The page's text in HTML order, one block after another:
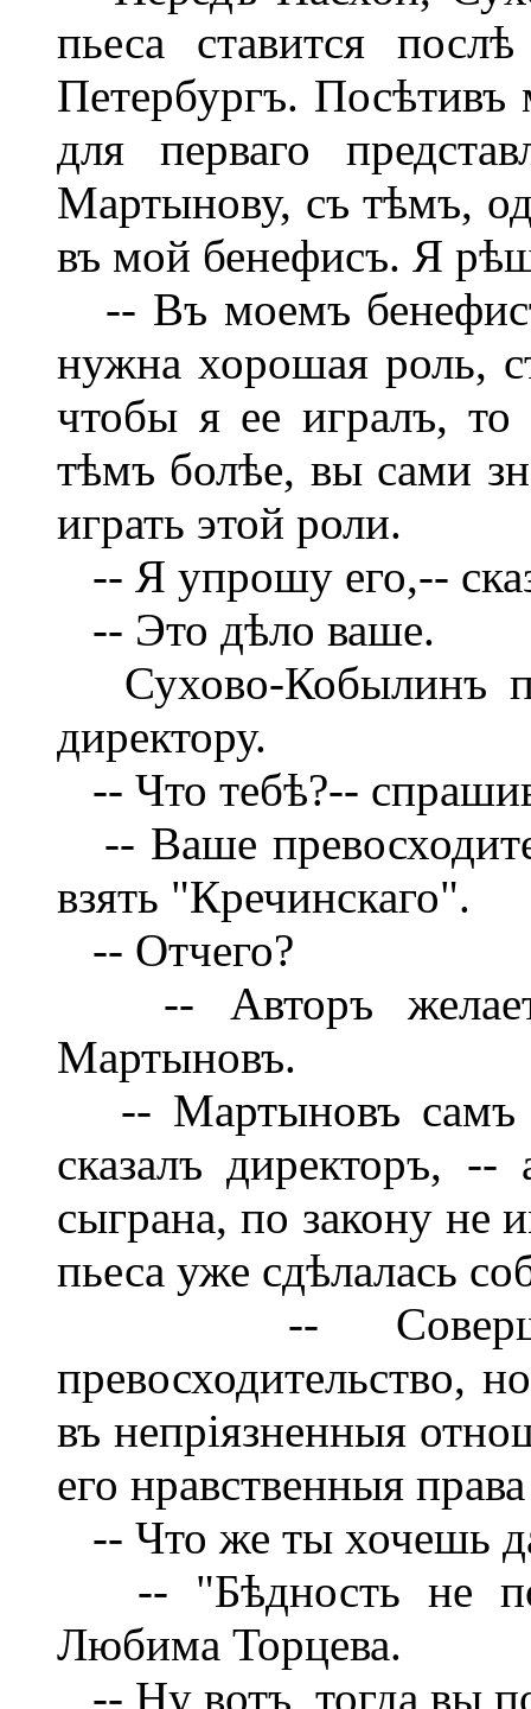
пьеса ставится
Петербургъ. Посѣтивъ
для перваго
Мартынову, съ тѣмъ,
въ мой бенефисъ. Я
-- Въ моемъ
нужна хорошая роль,
чтобы я ее игралъ,
тѣмъ болѣе, вы сами
играть этой роли.
-- Я упрошу его,--
-- Это дѣло ваше.
Сухово-Кобылинъ
директору.
-- Что тебѣ?--
-- Ваше
взять "Кречинскаго".
-- Отчего?
-- Авторъ
Мартыновъ.
-- Мартыновъ самъ
сказалъ директоръ, --
сыграна, по закону не
пьеса уже сдѣлалась
--
превосходительство,
въ непріязненныя
его нравственныя
-- Что же ты хочешь
-- "Бѣдность не
Любима Торцева.
-- Ну вотъ, тогда вы